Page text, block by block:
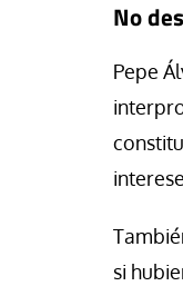
No
Pepe
si